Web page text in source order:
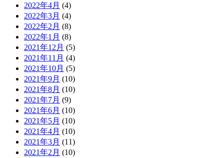
2022年4月 (4)
2022年3月 (4)
2022年2月 (8)
2022年1月 (8)
2021年12月 (5)
2021年11月 (4)
2021年10月 (5)
2021年9月 (10)
2021年8月 (10)
2021年7月 (9)
2021年6月 (10)
2021年5月 (10)
2021年4月 (10)
2021年3月 (11)
2021年2月 (10)